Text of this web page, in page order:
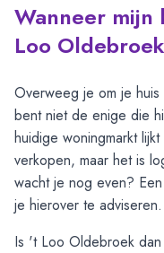
Wanneer mijn
Loo
Overweeg je om je
bent niet de enige die
huidige woningmarkt
verkopen, maar het is
wacht je nog even?
je hierover te adviseren.
Is 't Loo Oldebroek